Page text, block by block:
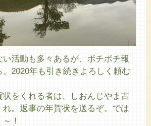
活動も多々あるが、ボチボチ報
2020年も引き続きよろしく頼む
状をくれる者は、しおんじやま古
。返事の年賀状を送るぞ。では
！